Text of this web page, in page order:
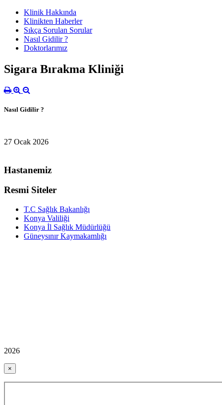
Klinik Hakkında
Klinikten Haberler
Sıkça Sorulan Sorular
Nasıl Gidilir ?
Doktorlarımız
Sigara Bırakma Kliniği
Nasıl Gidilir ?
27 Ocak 2026
Hastanemiz
Resmi Siteler
T.C Sağlık Bakanlığı
Konya Valiliği
Konya İl Sağlık Müdürlüğü
Güneysınır Kaymakamlığı
2026
×